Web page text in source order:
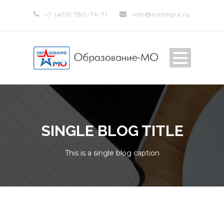
+7 (495) 780-76-71 info@nintegra.ru
SINGLE BLOG TITLE
This is a single blog caption